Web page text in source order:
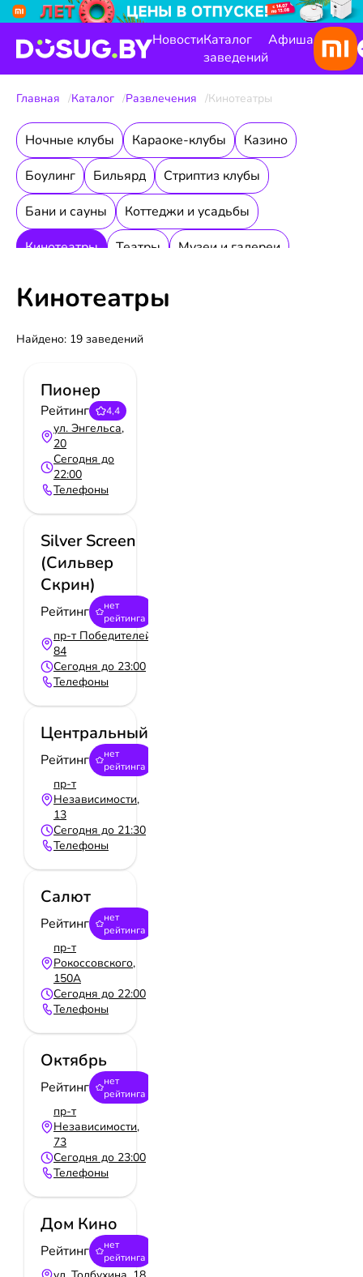
НовостиКаталог
заведений
Афиша
Главная Каталог Развлечения Кинотеатры
Ночные клубы Караоке-клубы
Казино
Боулинг
Бильярд
Стриптиз клубы
Бани и сауны
Коттеджи и усадьбы
Кинотеатры
Театры
Музеи и галереи
Кинотеатры
Найдено: 19 заведений
Пионер
Рейтинг 4,4
ул. Энгельса,
20
Сегодня до
22:00
Телефоны
Silver Screen
(Сильвер
Скрин)
Рейтинг
нет
рейтинга
пр-т Победителей,
84
Сегодня до 23:00
Телефоны
Центральный
Рейтинг
нет
рейтинга
пр-т
Независимости,
13
Сегодня до 21:30
Телефоны
Салют
Рейтинг
нет
рейтинга
пр-т
Рокоссовского,
150А
Сегодня до 22:00
Телефоны
Октябрь
Рейтинг
нет
рейтинга
пр-т
Независимости,
73
Сегодня до 23:00
Телефоны
Дом Кино
Рейтинг
нет
рейтинга